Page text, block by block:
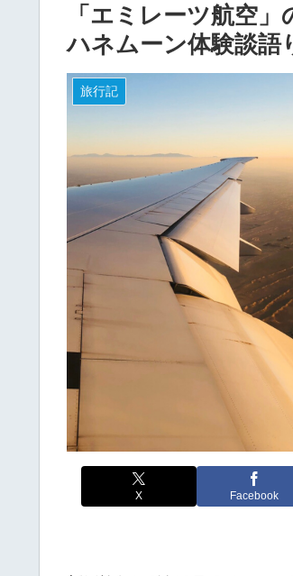
「エミレーツ航空
ハネムーン体験談語
旅行記
X Facebook